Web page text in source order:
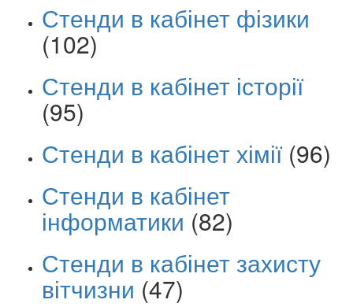
Стенди в кабінет фізики
(102)
Стенди в кабінет історії
(95)
Стенди в кабінет хімії (96)
Стенди в кабінет
інформатики (82)
Стенди в кабінет захисту
вітчизни (47)